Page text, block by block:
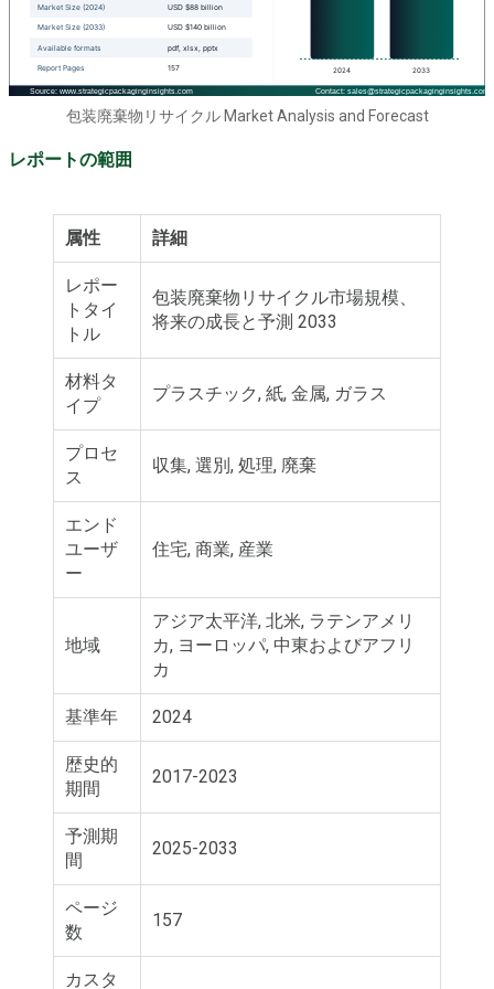
包装廃棄物リサイクル Market Analysis and Forecast
レポートの範囲
属性 詳細
レポー
トタイ
トル
包装廃棄物リサイクル市場規模、
将来の成長と予測 2033
材料タ
イプ
プラスチック, 紙, 金属, ガラス
プロセ
ス
収集, 選別, 処理, 廃棄
エンド
ユーザ
ー
住宅, 商業, 産業
地域
アジア太平洋, 北米, ラテンアメリ
カ, ヨーロッパ, 中東およびアフリ
カ
基準年 2024
歴史的
期間
2017-2023
予測期
間
2025-2033
ページ
数
157
カスタ